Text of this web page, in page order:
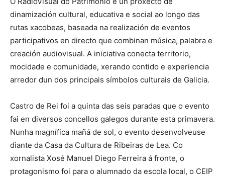
dinamización cultural, educativa e social ao longo das
rutas xacobeas, baseada na realización de eventos
participativos en directo que combinan música, palabra e
creación audiovisual. A iniciativa conecta territorio,
mocidade e comunidade, xerando contido e experiencia
arredor dun dos principais símbolos culturais de Galicia.
Castro de Rei foi a quinta das seis paradas que o evento
fai en diversos concellos galegos durante esta primavera.
Nunha magnífica mañá de sol, o evento desenvolveuse
diante da Casa da Cultura de Ribeiras de Lea. Co
xornalista Xosé Manuel Diego Ferreira á fronte, o
protagonismo foi para o alumnado da escola local, o CEIP